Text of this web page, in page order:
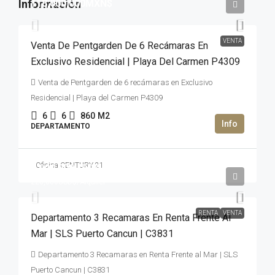
VENTA
118,000,000MXN$
Venta De Pentgarden De 6 Recámaras En
Exclusivo Residencial | Playa Del Carmen P4309
Venta de Pentgarden de 6 recámaras en Exclusivo
Residencial | Playa del Carmen P4309
6 6 860 M2
DEPARTAMENTO
Oficina CENTURY 21
RENTA VENTA
3,000,000USD$
Departamento 3 Recamaras En Renta Frente Al
Mar | SLS Puerto Cancun | C3831
Departamento 3 Recamaras en Renta Frente al Mar | SLS
Puerto Cancun | C3831